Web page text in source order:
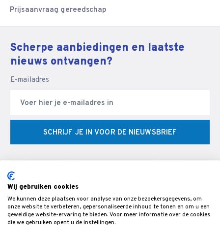
Prijsaanvraag gereedschap
Scherpe aanbiedingen en laatste
nieuws ontvangen?
E-mailadres
SCHRIJF JE IN VOOR DE NIEUWSBRIEF
© Veldman Slijptechniek - Slijperij & specialist in CNC
gereedschappen & snijgereedschap voor de bewerking van hout,-
Wij gebruiken cookies
We kunnen deze plaatsen voor analyse van onze bezoekersgegevens, om
onze website te verbeteren, gepersonaliseerde inhoud te tonen en om u een
geweldige website-ervaring te bieden. Voor meer informatie over de cookies
die we gebruiken opent u de instellingen.